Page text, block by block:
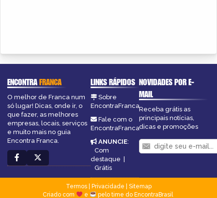
ENCONTRAFRANCA
O melhor de Franca num
só lugar! Dicas, onde ir, o
que fazer, as melhores
empresas, locais, serviços
e muito mais no guia
Encontra Franca.
LINKS RÁPIDOS
Sobre
EncontraFranca
Fale com o
EncontraFranca
ANUNCIE:
Com
destaque |
Grátis
NOVIDADES POR E-
MAIL
Receba grátis as
principais notícias,
dicas e promoções
Termos| Privacidade
Sitemap
Criado com
e pelo time do EncontraBrasil